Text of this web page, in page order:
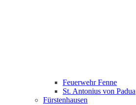
Feuerwehr Fenne
St. Antonius von Padua
Fürstenhausen